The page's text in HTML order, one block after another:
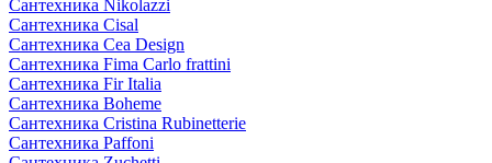
Сантехника Nikolazzi
Сантехника Cisal
Сантехника Cea Design
Сантехника Fima Carlo frattini
Сантехника Fir Italia
Сантехника Boheme
Сантехника Cristina Rubinetterie
Сантехника Paffoni